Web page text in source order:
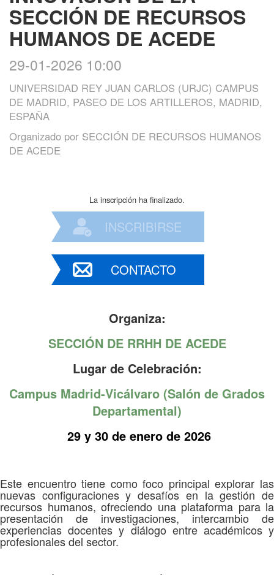
SECCIÓN DE RECURSOS
HUMANOS DE ACEDE
29-01-2026 10:00
UNIVERSIDAD REY JUAN CARLOS (URJC) CAMPUS
DE MADRID, PASEO DE LOS ARTILLEROS, MADRID,
ESPAÑA
Organizado por SECCIÓN DE RECURSOS HUMANOS
DE ACEDE
La inscripción ha finalizado.
INSCRIBIRSE
CONTACTO
Organiza:
SECCIÓN DE RRHH DE ACEDE
Lugar de Celebración:
Campus Madrid-Vicálvaro (Salón de Grados
Departamental)
29 y 30 de enero de 2026
Este encuentro tiene como foco principal explorar las
nuevas configuraciones y desafíos en la gestión de
recursos humanos, ofreciendo una plataforma para la
presentación de investigaciones, intercambio de
experiencias docentes y diálogo entre académicos y
profesionales del sector.